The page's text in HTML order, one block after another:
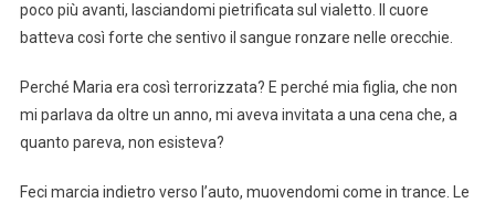
poco più avanti, lasciandomi pietrificata sul vialetto. Il cuore
batteva così forte che sentivo il sangue ronzare nelle orecchie.
Perché Maria era così terrorizzata? E perché mia figlia, che non
mi parlava da oltre un anno, mi aveva invitata a una cena che, a
quanto pareva, non esisteva?
Feci marcia indietro verso l’auto, muovendomi come in trance. Le